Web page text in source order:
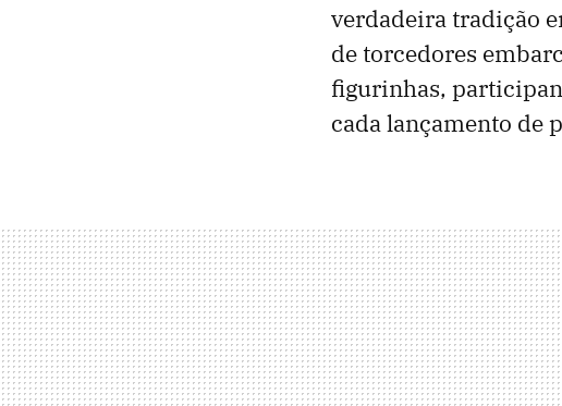
verdadeira tradição
de torcedores
figurinhas,
cada lançamento de